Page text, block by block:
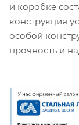
и коробке
конструкция
особой
прочность и